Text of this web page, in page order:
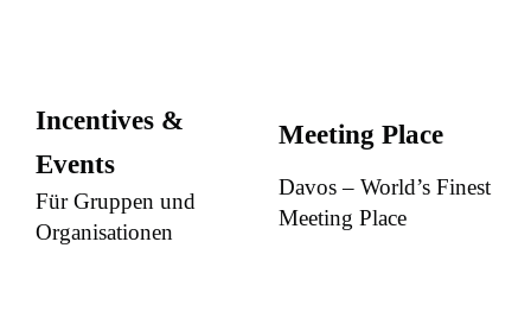
Incentives &
Events
Für Gruppen und
Organisationen
Meeting Place
Davos – World’s Finest
Meeting Place